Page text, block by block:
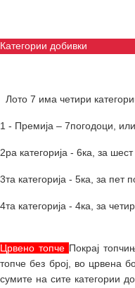
Категории добивки
Лото 7 има четири
1 - Премија – 7погодоци,
2ра категорија - 6ка, за
3та категорија - 5ка, за пет
4та категорија - 4ка, за
Црвено топче Покрај
топче без број, во црвена
сумите на сите категории